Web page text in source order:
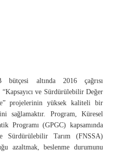
altında 2016 çağrısı
ve Sürdürülebilir Değer
projelerinin yüksek kaliteli bir
sağlamaktır. Program, Küresel
Programı (GPGC) kapsamında
Sürdürülebilir Tarım (FNSSA)
azaltmak, beslenme durumunu